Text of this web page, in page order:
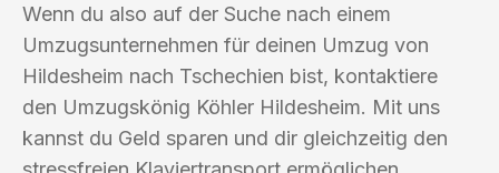
Wenn du also auf der Suche nach einem
Umzugsunternehmen für deinen Umzug von
Hildesheim nach Tschechien bist, kontaktiere
den Umzugskönig Köhler Hildesheim. Mit uns
kannst du Geld sparen und dir gleichzeitig den